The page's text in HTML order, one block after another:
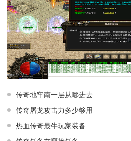
传奇地牢南一层从哪进去
传奇屠龙攻击力多少够用
热血传奇最牛玩家装备